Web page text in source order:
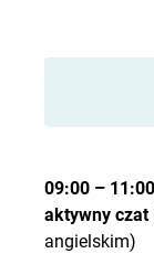
09:00 –
aktywny czat
angielskim)